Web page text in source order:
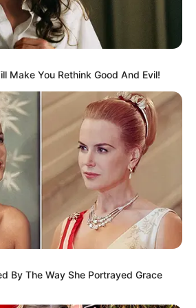
az nem kormányzás, hogy
rángatják a kormánybotot.
Make You Rethink Good And Evil!
By The Way She Portrayed Grace